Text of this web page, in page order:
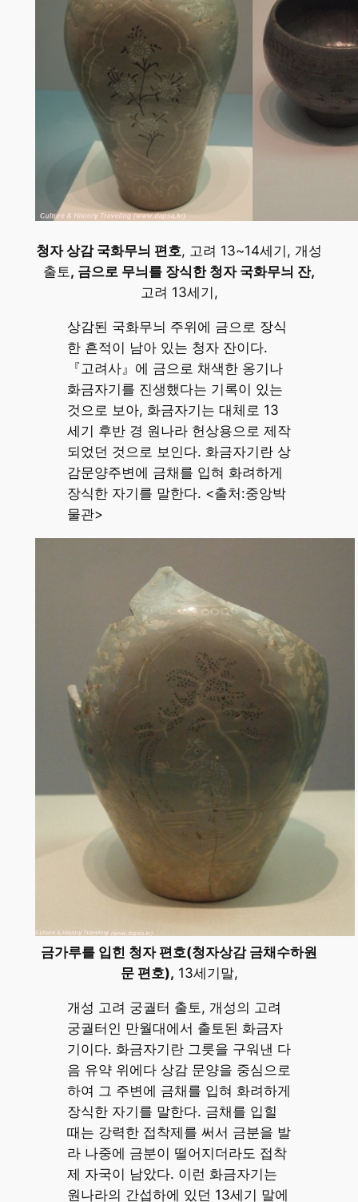
청자 상감 국화무늬 편호, 고려 13~14세기, 개성
출토, 금으로 무늬를 장식한 청자 국화무늬 잔,
고려 13세기,
상감된 국화무늬 주위에 금으로 장식
한 흔적이 남아 있는 청자 잔이다.
『고려사』에 금으로 채색한 옹기나
화금자기를 진생했다는 기록이 있는
것으로 보아, 화금자기는 대체로 13
세기 후반 경 원나라 헌상용으로 제작
되었던 것으로 보인다. 화금자기란 상
감문양주변에 금채를 입혀 화려하게
장식한 자기를 말한다. <출처:중앙박
물관>
금가루를 입힌 청자 편호(청자상감 금채수하원
문 편호), 13세기말,
개성 고려 궁궐터 출토, 개성의 고려
궁궐터인 만월대에서 출토된 화금자
기이다. 화금자기란 그릇을 구워낸 다
음 유약 위에다 상감 문양을 중심으로
하여 그 주변에 금채를 입혀 화려하게
장식한 자기를 말한다. 금채를 입힐
때는 강력한 접착제를 써서 금분을 발
라 나중에 금분이 떨어지더라도 접착
제 자국이 남았다. 이런 화금자기는
원나라의 간섭하에 있던 13세기 말에